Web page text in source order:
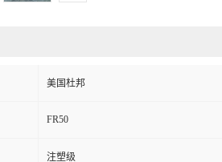
美国杜邦
FR50
注塑级